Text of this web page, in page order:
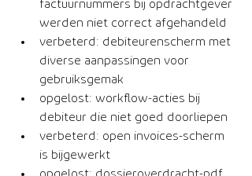
factuurnummers bij opdrachtgever
werden niet correct afgehandeld
verbeterd: debiteurenscherm met
diverse aanpassingen voor
gebruiksgemak
opgelost: workflow-acties bij
debiteur die niet goed doorliepen
verbeterd: open invoices-scherm
is bijgewerkt
opgelost: dossieroverdracht-pdf